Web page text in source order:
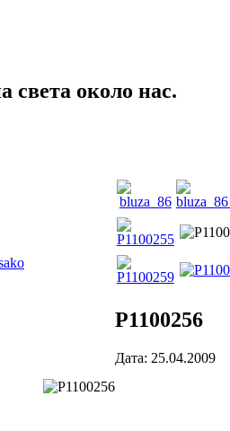
света около нас.
P1100256
Дата: 25.04.2009